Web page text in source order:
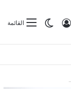
القائمةالوضع
تسجيل الدخول
في سبتة